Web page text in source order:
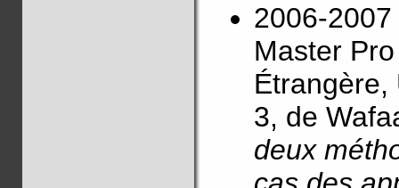
2006-
Master
Étrangère,
3, de
deux